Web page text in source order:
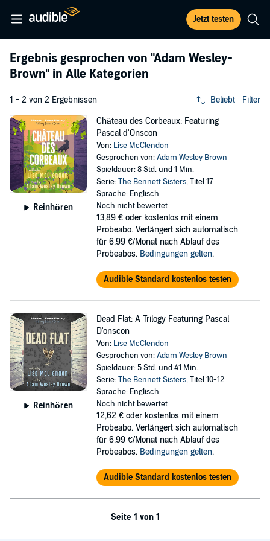
Jetzt testen
Ergebnis gesprochen von "Adam Wesley-
Brown" in Alle Kategorien
1 - 2 von 2 Ergebnissen Beliebt Filter
Reinhören
Château des Corbeaux: Featuring
Pascal d'Onscon
Von: Lise McClendon
Gesprochen von:Adam Wesley Brown
Spieldauer: 8 Std. und 1 Min.
Serie:The Bennett Sisters, Titel 17
Sprache: Englisch
Noch nicht bewertet
13,89 € oder kostenlos mit einem
Probeabo. Verlängert sich automatisch
für 6,99 €/Monat nach Ablauf des
Probeabos. Bedingungen gelten.
Audible Standard kostenlos testen
Reinhören
Dead Flat: A Trilogy Featuring Pascal
D'onscon
Von: Lise McClendon
Gesprochen von:Adam Wesley Brown
Spieldauer: 5 Std. und 41 Min.
Serie:The Bennett Sisters, Titel 10-12
Sprache: Englisch
Noch nicht bewertet
12,62 € oder kostenlos mit einem
Probeabo. Verlängert sich automatisch
für 6,99 €/Monat nach Ablauf des
Probeabos. Bedingungen gelten.
Audible Standard kostenlos testen
Seite 1 von 1